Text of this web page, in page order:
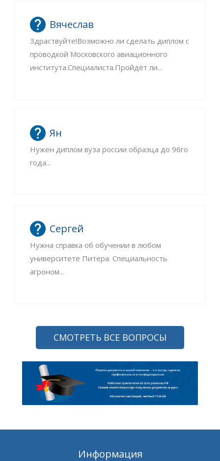
Вячеслав
Здраствуйте!Возможно ли сделать диплом с
проводкой Московского авиационного
института.Специалиста.Пройдёт ли...
Ян
Нужен диплом вуза россии образца до 96го
года...
Сергей
Нужна справка об обучении в любом
университете Питера. Специальность
агроном...
СМОТРЕТЬ ВСЕ ВОПРОСЫ
Информация